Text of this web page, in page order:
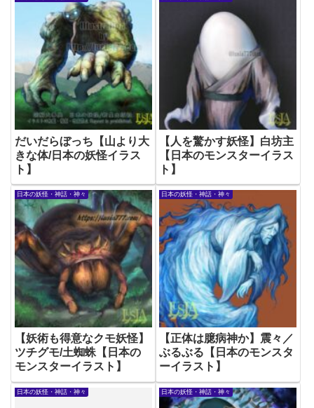
だいだらぼっち【山より大
きな体/日本の妖怪イラス
ト】
【人を驚かす妖怪】白坊主
【日本のモンスターイラス
ト】
日本の妖怪・神話・神々
【妖術も得意なクモ妖怪】
ツチグモ/土蜘蛛【日本の
モンスターイラスト】
日本の妖怪・神話・神々
【正体は臆病神か】震々／
ぶるぶる【日本のモンスタ
ーイラスト】
日本の妖怪・神話・神々 日本の妖怪・神話・神々